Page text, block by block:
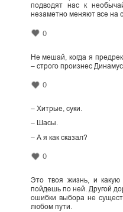
подводят нас к
незаметно меняют все на
0
Не мешай, когда я
– строго произнес
0
– Хитрые, суки.
– Шасы.
– А я как сказал?
0
Это твоя жизнь, и
пойдешь по ней. Другой
ошибки выбора не
любом пути.